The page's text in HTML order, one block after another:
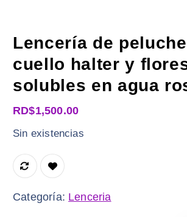
Lencería de
cuello halter y
solubles en agua
RD$1,500.00
Sin existencias
Categoría: Lenceria